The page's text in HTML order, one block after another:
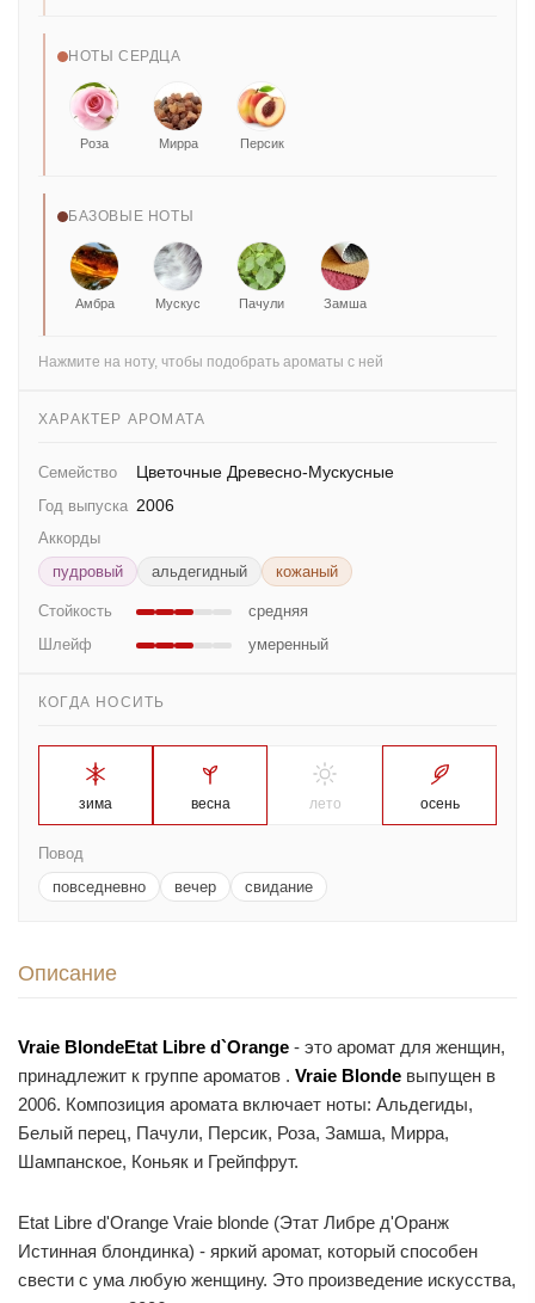
НОТЫ СЕРДЦА
Роза Мирра Персик
БАЗОВЫЕ НОТЫ
Амбра Мускус Пачули Замша
Нажмите на ноту, чтобы подобрать ароматы с ней
ХАРАКТЕР АРОМАТА
Семейство Цветочные Древесно-Мускусные
Год выпуска 2006
Аккорды
пудровый
альдегидный кожаный
Стойкость
средняя
Шлейф
умеренный
КОГДА НОСИТЬ
зима весна лето осень
Повод
повседневно
вечер свидание
Описание
Vraie BlondeEtat Libre d`Orange - это аромат для женщин,
принадлежит к группе ароматов . Vraie Blonde выпущен в
2006. Композиция аромата включает ноты: Альдегиды,
Белый перец, Пачули, Персик, Роза, Замша, Мирра,
Шампанское, Коньяк и Грейпфрут.
Etat Libre d'Orange Vraie blonde (Этат Либре д'Оранж
Истинная блондинка) - яркий аромат, который способен
свести с ума любую женщину. Это произведение искусства,